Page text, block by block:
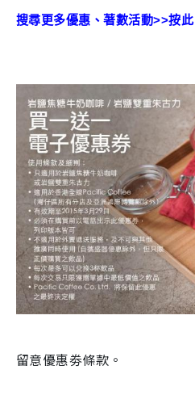
搜尋更多優惠、著數活動>>按此
留意優惠劵條款。